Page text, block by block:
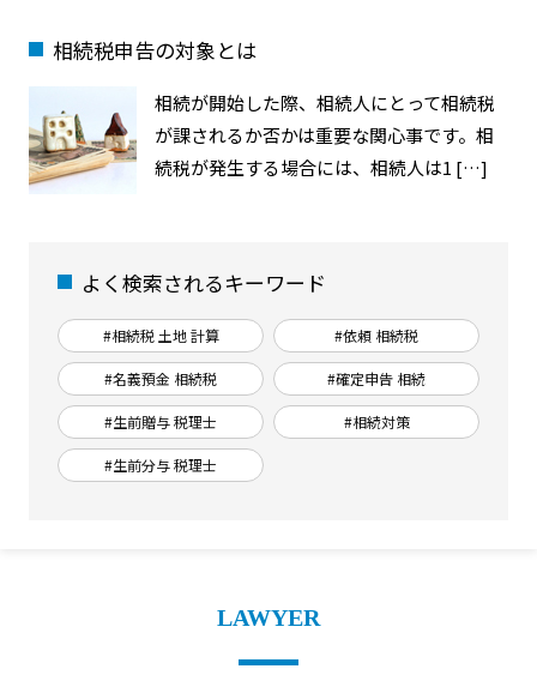
相続税申告の対象とは
相続が開始した際、相続人にとって相続税
が課されるか否かは重要な関心事です。相
続税が発生する場合には、相続人は1 […]
よく検索されるキーワード
#相続税 土地 計算 #依頼 相続税
#名義預金 相続税 #確定申告 相続
#生前贈与 税理士 #相続対策
#生前分与 税理士
LAWYER